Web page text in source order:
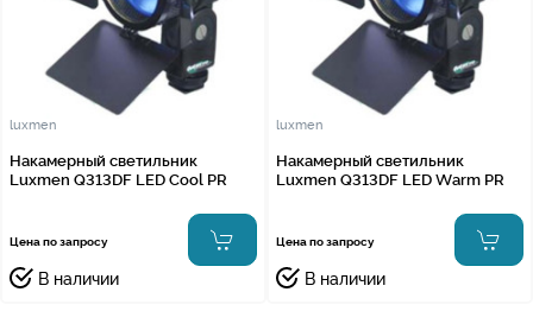
luxmen
Накамерный светильник
Luxmen Q313DF LED Cool PR
Цена по запросу
В наличии
luxmen
Накамерный светильник
Luxmen Q313DF LED Warm PR
Цена по запросу
В наличии